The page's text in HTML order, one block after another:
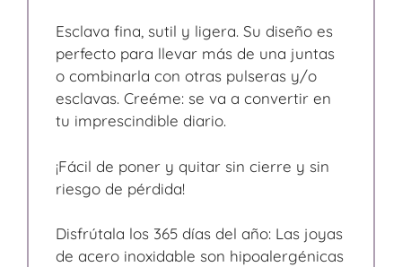
Esclava fina, sutil y ligera. Su diseño es
perfecto para llevar más de una juntas
o combinarla con otras pulseras y/o
esclavas. Creéme: se va a convertir en
tu imprescindible diario.
¡Fácil de poner y quitar sin cierre y sin
riesgo de pérdida!
Disfrútala los 365 días del año: Las joyas
de acero inoxidable son hipoalergénicas